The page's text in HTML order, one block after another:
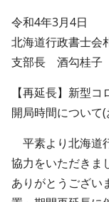
令和4年3月4日
北海道行政書士会
支部長 酒勾桂子
【再延長】新型
開局時間について
平素より北海道
協力をいただきま
ありがとうござい